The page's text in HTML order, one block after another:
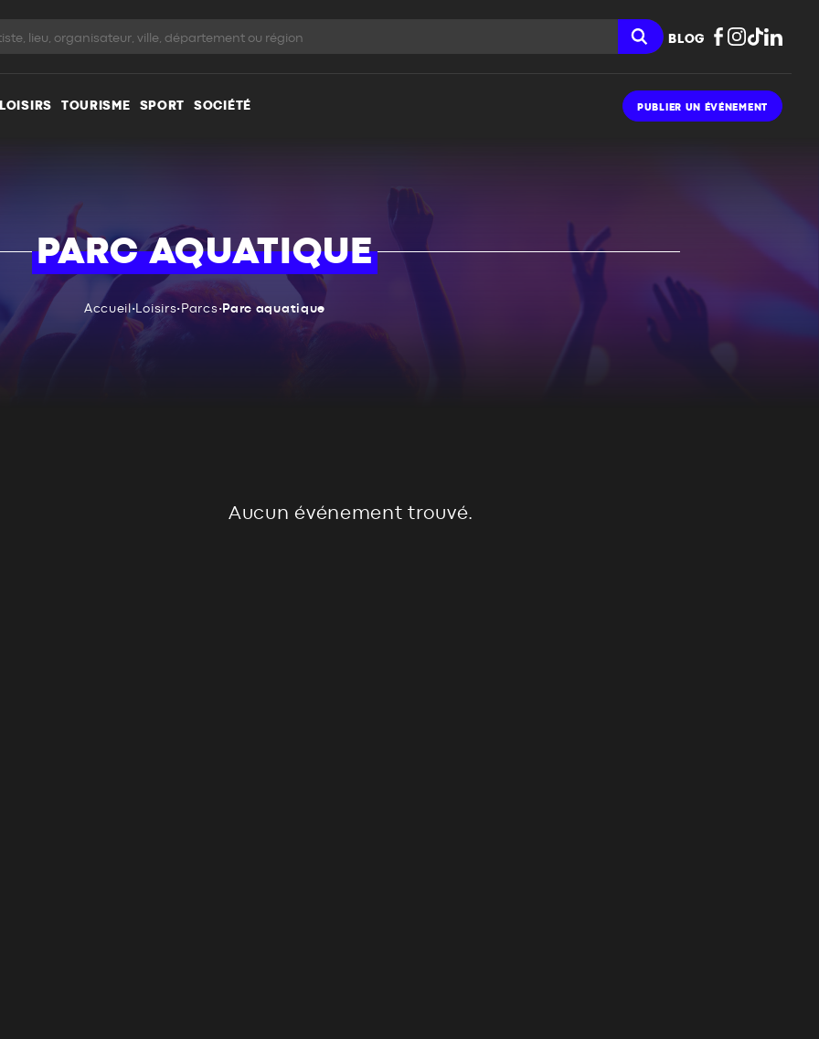
BLOG
LOISIRS TOURISME SPORT SOCIÉTÉ PUBLIER UN ÉVÉNEMENT
PARC AQUATIQUE
Accueil •Loisirs• Parcs•Parc aquatique
Aucun événement trouvé.